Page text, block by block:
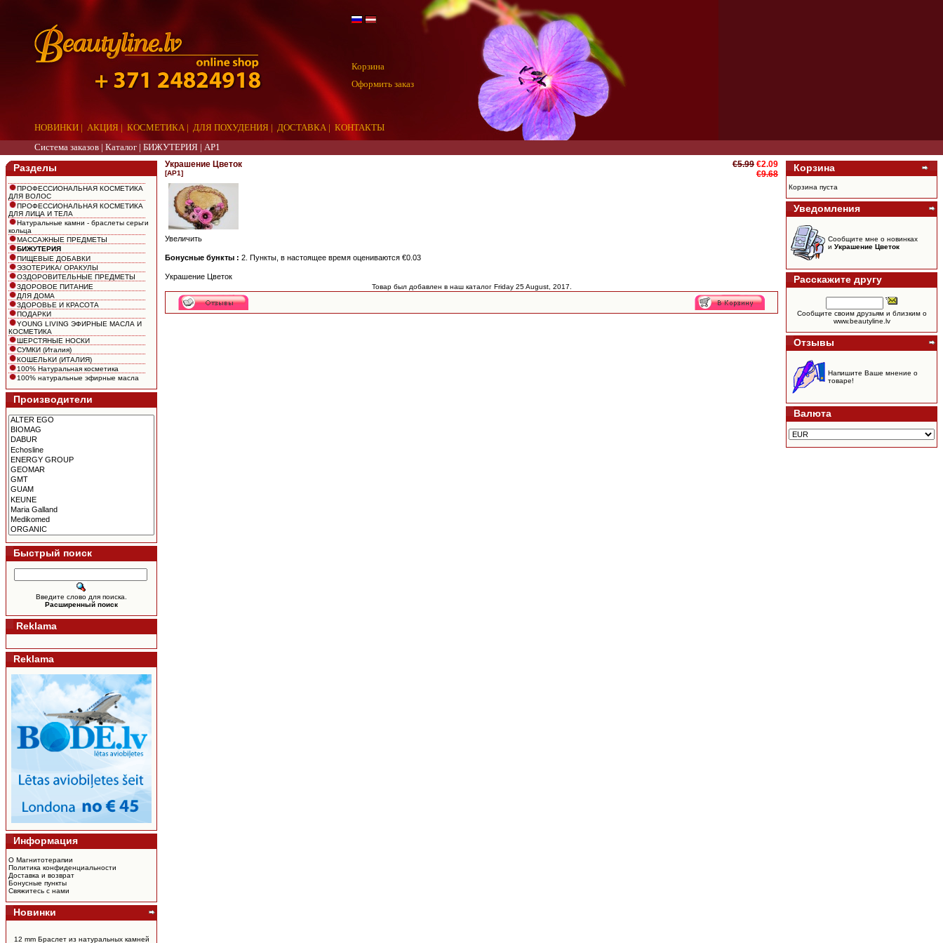
НОВИНКИ | АКЦИЯ | КОСМЕТИКА | ДЛЯ ПОХУДЕНИЯ | ДОСТАВКА | КОНТАКТЫ
Корзина
Оформить заказ
Система заказов | Каталог | БИЖУТЕРИЯ | AP1
Разделы
ПРОФЕССИОНАЛЬНАЯ КОСМЕТИКА
ДЛЯ ВОЛОС
ПРОФЕССИОНАЛЬНАЯ КОСМЕТИКА
ДЛЯ ЛИЦА И ТЕЛА
Натуральные камни - браслеты серьги
кольца
МАССАЖНЫЕ ПРЕДМЕТЫ
БИЖУТЕРИЯ
ПИЩЕВЫЕ ДОБАВКИ
ЭЗОТЕРИКА/ ОРАКУЛЫ
ОЗДОРОВИТЕЛЬНЫЕ ПРЕДМЕТЫ
ЗДОРОВОЕ ПИТАНИЕ
ДЛЯ ДОМА
ЗДОРОВЬЕ И КРАСОТА
ПОДАРКИ
YOUNG LIVING ЭФИРНЫЕ МАСЛА И
КОСМЕТИКА
ШЕРСТЯНЫЕ НОСКИ
СУМКИ (Италия)
КОШЕЛЬКИ (ИТАЛИЯ)
100% Натуральная косметика
100% натуральные эфирные масла
Производители
Быстрый поиск
Введите слово для поиска.
Расширенный поиск
Reklama
Reklama
Информация
О Магнитотерапии
Политика конфиденциальности
Доставка и возврат
Бонусные пункты
Свяжитесь с нами
Новинки
12 mm Браслет из натуральных камней
Украшение Цветок
[AP1]
€5.99 €2.09
€9.68
Увеличить
Бонусные бункты : 2. Пункты, в настоящее время оцениваются €0.03
Украшение Цветок
Товар был добавлен в наш каталог Friday 25 August, 2017.
Корзина
Корзина пуста
Уведомления
Сообщите мне о новинках
и Украшение Цветок
Расскажите другу
Сообщите своим друзьям и близким о
www.beautyline.lv
Отзывы
Напишите Ваше мнение о
товаре!
Валюта